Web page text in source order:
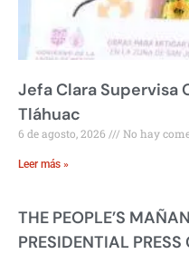
Jefa Clara Supervisa
Tláhuac
6 de agosto, 2026 No hay
Leer más »
THE PEOPLE’S
PRESIDENTIAL